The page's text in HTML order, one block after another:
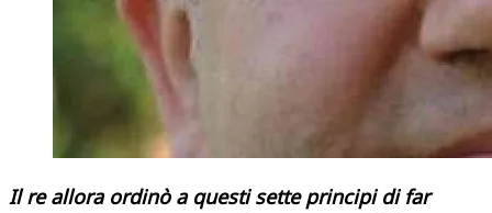
Il re allora ordinò a questi sette principi di far